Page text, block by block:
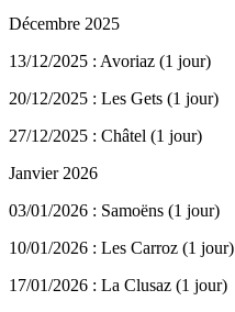
Décembre 2025
13/12/2025 : Avoriaz (1 jour)
20/12/2025 : Les Gets (1 jour)
27/12/2025 : Châtel (1 jour)
Janvier 2026
03/01/2026 : Samoëns (1 jour)
10/01/2026 : Les Carroz (1 jour)
17/01/2026 : La Clusaz (1 jour)